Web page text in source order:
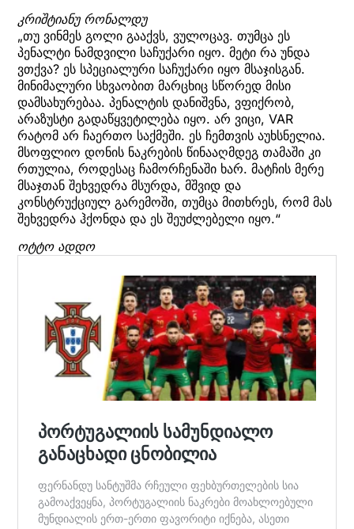
კრიშტიანუ რონალდუ
„თუ ვინმეს გოლი გააქვს, ვულოცავ. თუმცა ეს
პენალტი ნამდვილი საჩუქარი იყო. მეტი რა უნდა
ვთქვა? ეს სპეციალური საჩუქარი იყო მსაჯისგან.
მინიმალური სხვაობით მარცხიც სწორედ მისი
დამსახურებაა. პენალტის დანიშვნა, ვფიქრობ,
არაზუსტი გადაწყვეტილება იყო. არ ვიცი, VAR
რატომ არ ჩაერთო საქმეში. ეს ჩემთვის აუხსნელია.
მსოფლიო დონის ნაკრების წინააღმდეგ თამაში კი
რთულია, როდესაც ჩამორჩენაში ხარ. მატჩის მერე
მსაჯთან შეხვედრა მსურდა, მშვიდ და
კონსტრუქციულ გარემოში, თუმცა მითხრეს, რომ მას
შეხვედრა ჰქონდა და ეს შეუძლებელი იყო.“
ოტტო ადდო